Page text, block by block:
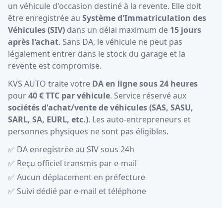
un véhicule d'occasion destiné à la revente. Elle doit
être enregistrée au Système d'Immatriculation des
Véhicules (SIV) dans un délai maximum de 15 jours
après l'achat. Sans DA, le véhicule ne peut pas
légalement entrer dans le stock du garage et la
revente est compromise.
KVS AUTO traite votre DA en ligne sous 24 heures
pour40 € TTC par véhicule. Service réservé aux
sociétés d'achat/vente de véhicules (SAS, SASU,
SARL, SA, EURL, etc.). Les auto-entrepreneurs et
personnes physiques ne sont pas éligibles.
✅ DA enregistrée au SIV sous 24h
✅ Reçu officiel transmis par e-mail
✅ Aucun déplacement en préfecture
✅ Suivi dédié par e-mail et téléphone